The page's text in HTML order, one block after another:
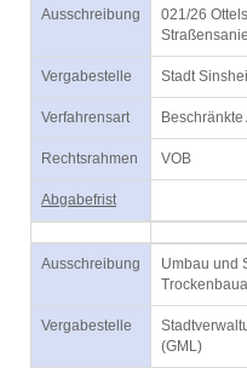
Ausschreibung
021/26
Vergabestelle Stadt
Verfahrensart
Rechtsrahmen VOB
Abgabefrist
Ausschreibung
Umbau und
Vergabestelle
(GML)